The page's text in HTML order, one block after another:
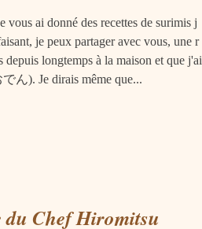
vous ai donné des recettes de surimis j
je peux partager avec vous, une r
depuis longtemps à la maison et que j'ai
ん). Je dirais même que...
du Chef Hiromitsu